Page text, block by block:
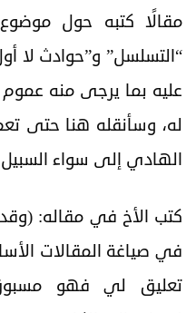
مقالًا كتبه حول
“التسلسل” و”حوادث لا
عليه بما يرجى منه
له، وسأنقله هنا حتى
الهادي إلى سواء
كتب الأخ في مقاله:
في صياغة المقالات
تعليق لي فهو مسبوق